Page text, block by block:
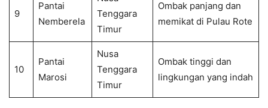
9
Pantai
Nemberela
Tenggara
Timur
Ombak panjang dan
memikat di Pulau Rote
10
Pantai
Marosi
Nusa
Tenggara
Timur
Ombak tinggi dan
lingkungan yang indah